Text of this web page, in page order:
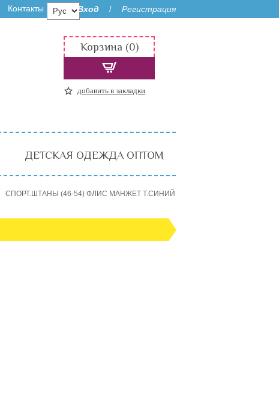
Контакты Вход / Регистрация
Корзина (0)
добавить в закладки
ДЕТСКАЯ ОДЕЖДА ОПТОМ
СПОРТ.ШТАНЫ (46-54) ФЛИС МАНЖЕТ Т.СИНИЙ